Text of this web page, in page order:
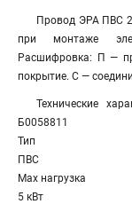
Провод ЭРА ПВС
при монтаже
Расшифровка: П —
покрытие. С —
Технические
Б0058811
Тип
ПВС
Max нагрузка
5 кВт